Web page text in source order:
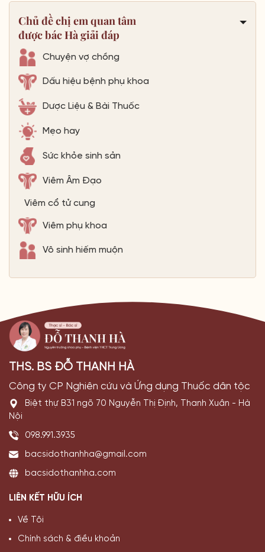
Chủ đề chị em quan tâm
được bác Hà giải đáp
Chuyện vợ chồng
Dấu hiệu bệnh phụ khoa
Dược Liệu & Bài Thuốc
Mẹo hay
Sức khỏe sinh sản
Viêm Âm Đạo
Viêm cổ tử cung
Viêm phụ khoa
Vô sinh hiếm muộn
THS. BS ĐỖ THANH HÀ
Công ty CP Nghiên cứu và Ứng dụng Thuốc dân tộc
Biệt thự B31 ngõ 70 Nguyễn Thị Định, Thanh Xuân - Hà
Nội
098.991.3935
bacsidothanhha@gmail.com
bacsidothanhha.com
LIÊN KẾT HỮU ÍCH
Về Tôi
Chính sách & điều khoản